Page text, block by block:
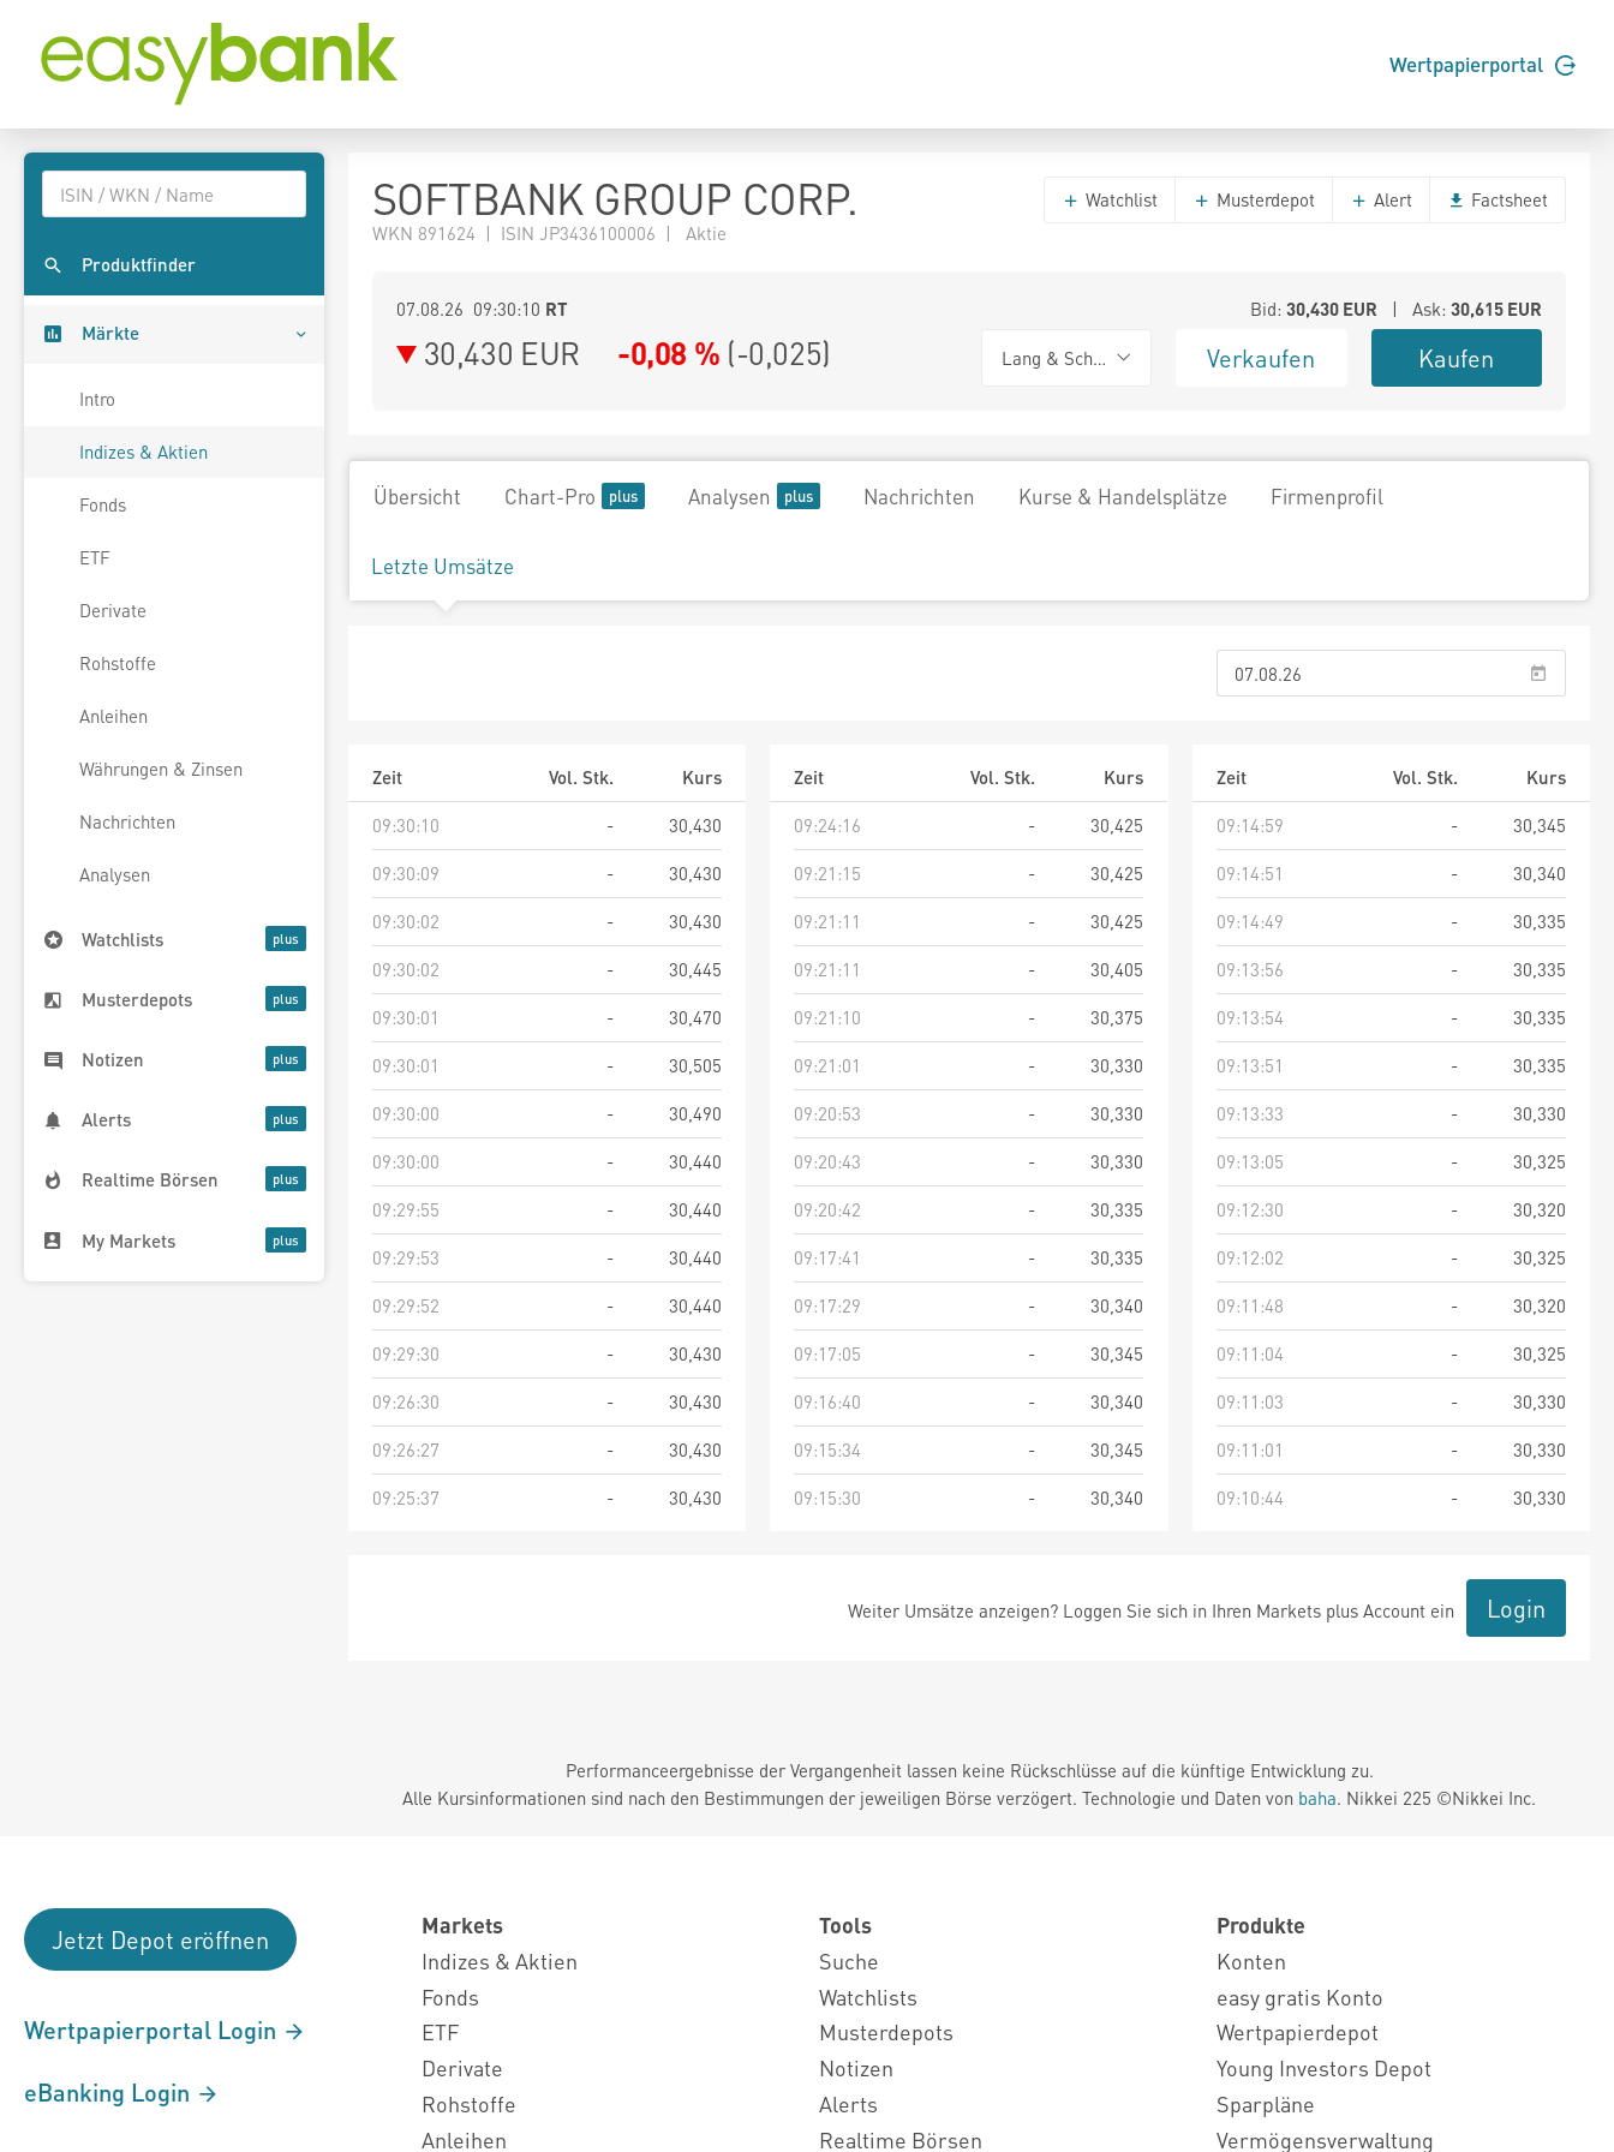
Wertpapierportal
Produktfinder
Märkte
Intro
Indizes & Aktien
Fonds
ETF
Derivate
Rohstoffe
Anleihen
Währungen & Zinsen
Nachrichten
Analysen
Watchlists
Musterdepots
Notizen
Alerts
Realtime Börsen
My Markets
SOFTBANK GROUP CORP.
WKN 891624 | ISIN JP3436100006 | Aktie
Watchlist Musterdepot Alert Factsheet
07.08.26 09:30:10 RT Bid: 30,430EUR | Ask: 30,615EUR
30,430 EUR -0,08 % (-0,025) Lang & Schwarz Verkaufen Kaufen
Übersicht Chart-Pro Analysen Nachrichten Kurse & Handelsplätze Firmenprofil
Letzte Umsätze
Zeit Vol. Stk.
Kurs
09:30:10
-
30,430
09:30:09
-
30,430
09:30:02
-
30,430
09:30:02
-
30,445
09:30:01
-
30,470
09:30:01
-
30,505
09:30:00
-
30,490
09:30:00
-
30,440
09:29:55
-
30,440
09:29:53
-
30,440
09:29:52
-
30,440
09:29:30
-
30,430
09:26:30
-
30,430
09:26:27
-
30,430
09:25:37
- 30,430
Zeit Vol. Stk.
Kurs
09:24:16
-
30,425
09:21:15
-
30,425
09:21:11
-
30,425
09:21:11
-
30,405
09:21:10
-
30,375
09:21:01
-
30,330
09:20:53
-
30,330
09:20:43
-
30,330
09:20:42
-
30,335
09:17:41
-
30,335
09:17:29
-
30,340
09:17:05
-
30,345
09:16:40
-
30,340
09:15:34
-
30,345
09:15:30
- 30,340
Zeit Vol. Stk.
Kurs
09:14:59
-
30,345
09:14:51
-
30,340
09:14:49
-
30,335
09:13:56
-
30,335
09:13:54
-
30,335
09:13:51
-
30,335
09:13:33
-
30,330
09:13:05
-
30,325
09:12:30
-
30,320
09:12:02
-
30,325
09:11:48
-
30,320
09:11:04
-
30,325
09:11:03
-
30,330
09:11:01
-
30,330
09:10:44
- 30,330
Weiter Umsätze anzeigen? Loggen Sie sich in Ihren Markets plus Account ein Login
Performanceergebnisse der Vergangenheit lassen keine Rückschlüsse auf die künftige Entwicklung zu.
Alle Kursinformationen sind nach den Bestimmungen der jeweiligen Börse verzögert. Technologie und Daten von baha. Nikkei 225 ©Nikkei Inc.
Jetzt Depot eröffnen
Wertpapierportal Login
eBanking Login
Markets
Indizes & Aktien
Fonds
ETF
Derivate
Rohstoffe
Anleihen
Tools
Suche
Watchlists
Musterdepots
Notizen
Alerts
Realtime Börsen
Produkte
Konten
easy gratis Konto
Wertpapierdepot
Young Investors Depot
Sparpläne
Vermögensverwaltung